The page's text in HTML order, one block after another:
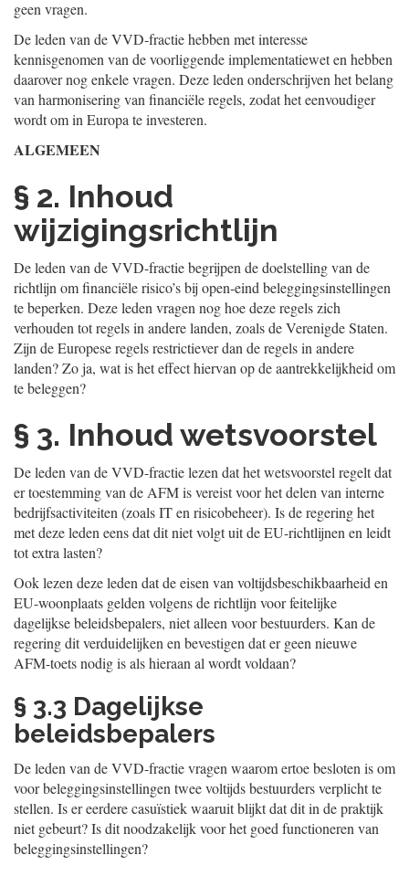
geen vragen.
De leden van de VVD-fractie hebben met interesse
kennisgenomen van de voorliggende implementatiewet en hebben
daarover nog enkele vragen. Deze leden onderschrijven het belang
van harmonisering van financiële regels, zodat het eenvoudiger
wordt om in Europa te investeren.
ALGEMEEN
§ 2. Inhoud
wijzigingsrichtlijn
De leden van de VVD-fractie begrijpen de doelstelling van de
richtlijn om financiële risico’s bij open-eind beleggingsinstellingen
te beperken. Deze leden vragen nog hoe deze regels zich
verhouden tot regels in andere landen, zoals de Verenigde Staten.
Zijn de Europese regels restrictiever dan de regels in andere
landen? Zo ja, wat is het effect hiervan op de aantrekkelijkheid om
te beleggen?
§ 3. Inhoud wetsvoorstel
De leden van de VVD-fractie lezen dat het wetsvoorstel regelt dat
er toestemming van de AFM is vereist voor het delen van interne
bedrijfsactiviteiten (zoals IT en risicobeheer). Is de regering het
met deze leden eens dat dit niet volgt uit de EU-richtlijnen en leidt
tot extra lasten?
Ook lezen deze leden dat de eisen van voltijdsbeschikbaarheid en
EU-woonplaats gelden volgens de richtlijn voor feitelijke
dagelijkse beleidsbepalers, niet alleen voor bestuurders. Kan de
regering dit verduidelijken en bevestigen dat er geen nieuwe
AFM-toets nodig is als hieraan al wordt voldaan?
§ 3.3 Dagelijkse
beleidsbepalers
De leden van de VVD-fractie vragen waarom ertoe besloten is om
voor beleggingsinstellingen twee voltijds bestuurders verplicht te
stellen. Is er eerdere casuïstiek waaruit blijkt dat dit in de praktijk
niet gebeurt? Is dit noodzakelijk voor het goed functioneren van
beleggingsinstellingen?